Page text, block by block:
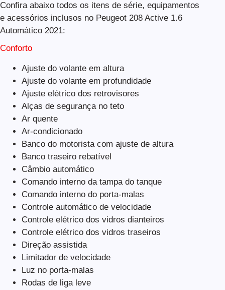
Confira abaixo todos os itens de série, equipamentos
e acessórios inclusos no Peugeot 208 Active 1.6
Automático 2021:
Conforto
Ajuste do volante em altura
Ajuste do volante em profundidade
Ajuste elétrico dos retrovisores
Alças de segurança no teto
Ar quente
Ar-condicionado
Banco do motorista com ajuste de altura
Banco traseiro rebatível
Câmbio automático
Comando interno da tampa do tanque
Comando interno do porta-malas
Controle automático de velocidade
Controle elétrico dos vidros dianteiros
Controle elétrico dos vidros traseiros
Direção assistida
Limitador de velocidade
Luz no porta-malas
Rodas de liga leve